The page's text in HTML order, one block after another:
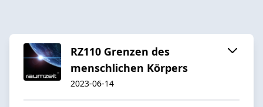
RZ110 Grenzen des
menschlichen Körpers
2023-06-14